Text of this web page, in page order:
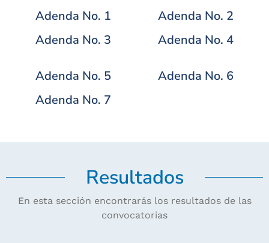
Adenda No. 1
Adenda No. 2
Adenda No. 3
Adenda No. 4
Adenda No. 5
Adenda No. 6
Adenda No. 7
Resultados
En esta sección encontrarás los resultados de las
convocatorias